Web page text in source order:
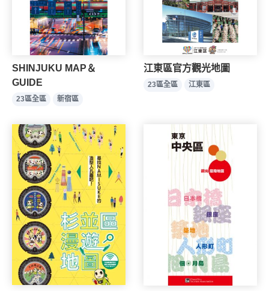
SHINJUKU MAP＆
GUIDE
23區全區 新宿區
江東區官方觀光地圖
23區全區 江東區